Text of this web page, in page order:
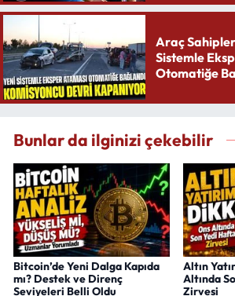
Araç
Sistemle
Otomatiğe
Bunlar da ilginizi çekebilir
Bitcoin’de Yeni Dalga Kapıda
mı? Destek ve Direnç
Seviyeleri Belli Oldu
Altın
Altında
Zirvesi